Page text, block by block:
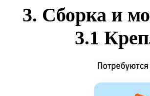
3. Сборка и
3.1